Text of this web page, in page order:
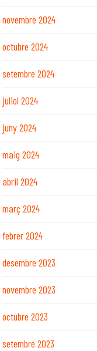
novembre 2024
octubre 2024
setembre 2024
juliol 2024
juny 2024
maig 2024
abril 2024
març 2024
febrer 2024
desembre 2023
novembre 2023
octubre 2023
setembre 2023